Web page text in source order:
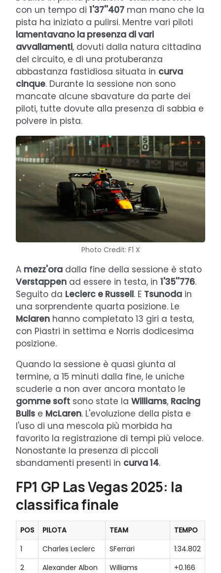
con un tempo di 1'37''407 man mano che la
pista ha iniziato a pulirsi. Mentre vari piloti
lamentavano la presenza di vari
avvallamenti, dovuti dalla natura cittadina
del circuito, e di una protuberanza
abbastanza fastidiosa situata in curva
cinque. Durante la sessione non sono
mancate alcune sbavature da parte dei
piloti, tutte dovute alla presenza di sabbia e
polvere in pista.
Photo Credit: F1 X
A mezz'ora dalla fine della sessione è stato
Verstappen ad essere in testa, in 1'35''776.
Seguito da Leclerc e Russell. E Tsunoda in
una sorprendente quarta posizione. Le
Mclaren hanno completato 13 giri a testa,
con Piastri in settima e Norris dodicesima
posizione.
Quando la sessione è quasi giunta al
termine, a 15 minuti dalla fine, le uniche
scuderie a non aver ancora montato le
gomme soft sono state la Williams, Racing
Bulls e McLaren. L'evoluzione della pista e
l'uso di una mescola più morbida ha
favorito la registrazione di tempi più veloce.
Nonostante la presenza di piccoli
sbandamenti presenti in curva 14.
FP1 GP Las Vegas 2025: la
classifica finale
POS PILOTA TEAM
TEMPO
1
Charles Leclerc SFerrari
1:34.802
2
Alexander Albon Williams
+0.166